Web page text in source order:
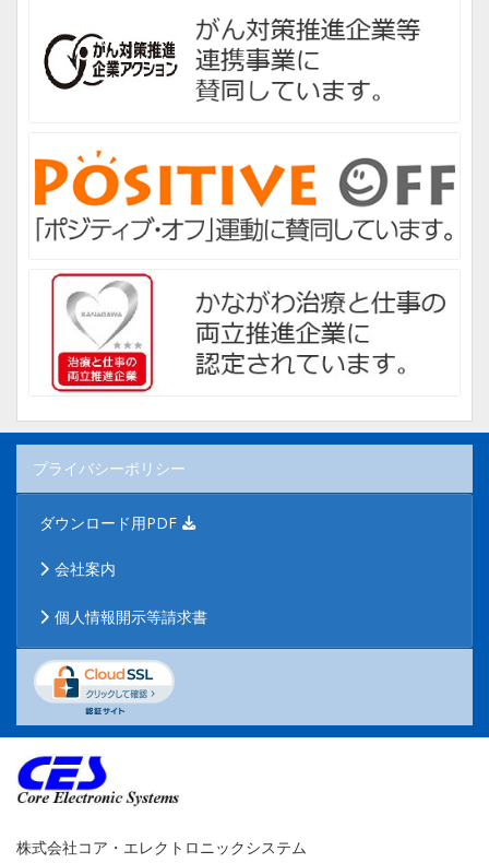
プライバシーポリシー
ダウンロード用PDF
会社案内
個人情報開示等請求書
株式会社コア・エレクトロニックシステム